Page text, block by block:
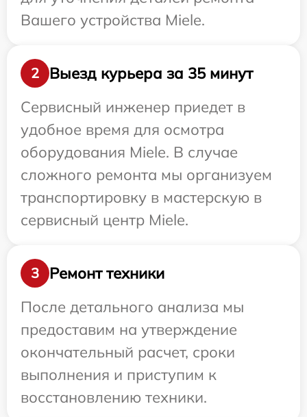
Вашего устройства Miele.
2
Выезд курьера за 35 минут
Сервисный инженер приедет в
удобное время для осмотра
оборудования Miele. В случае
сложного ремонта мы организуем
транспортировку в мастерскую в
сервисный центр Miele.
3
Ремонт техники
После детального анализа мы
предоставим на утверждение
окончательный расчет, сроки
выполнения и приступим к
восстановлению техники.